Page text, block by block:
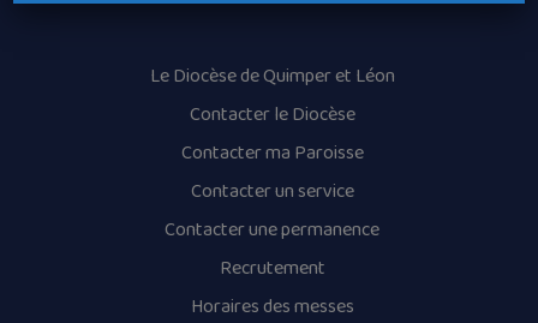
Le Diocèse de Quimper et Léon
Contacter le Diocèse
Contacter ma Paroisse
Contacter un service
Contacter une permanence
Recrutement
Horaires des messes